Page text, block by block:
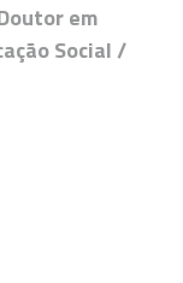
em
Social /